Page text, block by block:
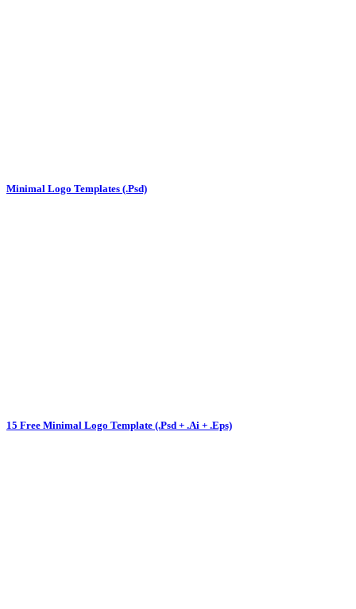
Minimal Logo Templates (.Psd)
15 Free Minimal Logo Template (.Psd + .Ai + .Eps)